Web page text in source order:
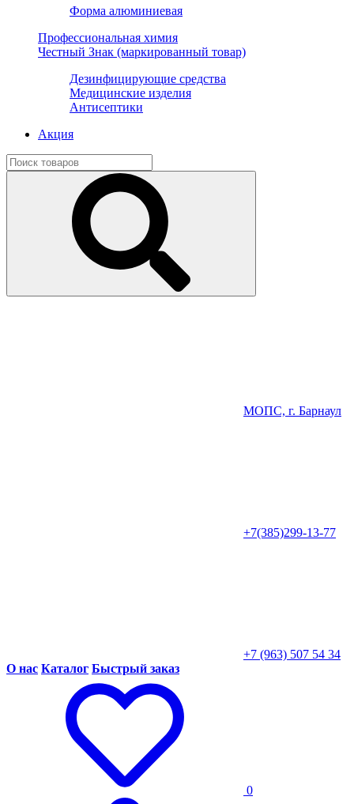
Форма алюминиевая
Профессиональная химия
Честный Знак (маркированный товар)
Дезинфицирующие средства
Медицинские изделия
Антисептики
Акция
МОПС, г. Барнаул
+7(385)299-13-77
+7 (963) 507 54 34
О нас Каталог Быстрый заказ
0